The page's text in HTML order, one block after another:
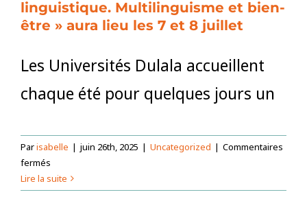
linguistique. Multilinguisme et bien-
être » aura lieu les 7 et 8 juillet
Les Universités Dulala accueillent
chaque été pour quelques jours un
Parisabelle | juin 26th, 2025 | Uncategorized | Commentaires
fermés
L’Université
d’été
Lire la suite